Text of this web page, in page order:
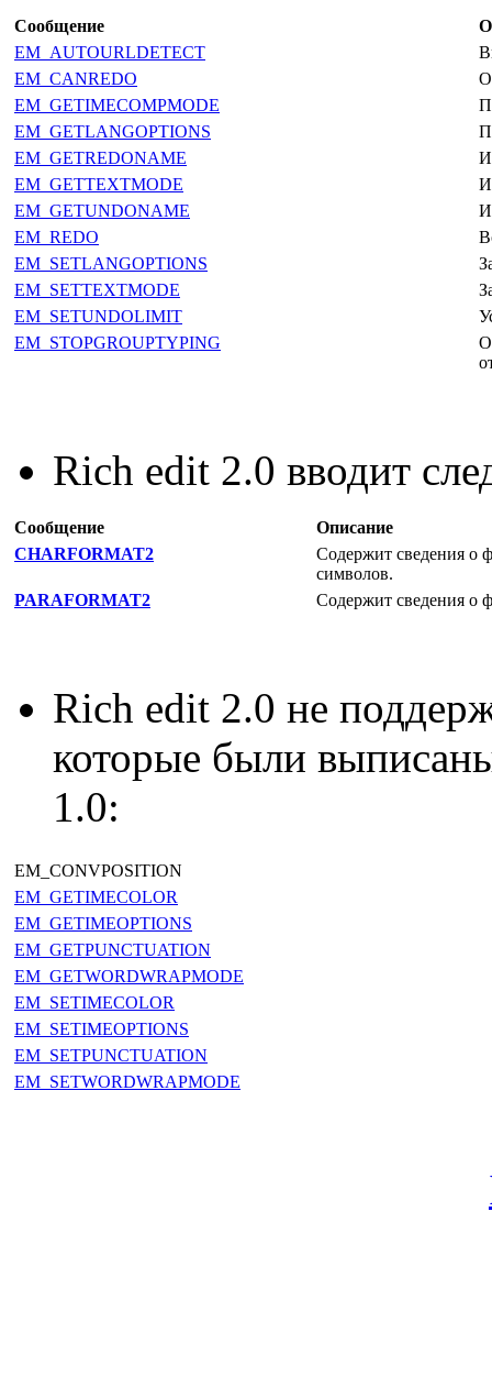
Сообщение
EM_AUTOURLDETECT
EM_CANREDO
EM_GETIMECOMPMODE
EM_GETLANGOPTIONS
EM_GETREDONAME
EM_GETTEXTMODE
EM_GETUNDONAME
EM_REDO
EM_SETLANGOPTIONS
EM_SETTEXTMODE
EM_SETUNDOLIMIT
EM_STOPGROUPTYPING
Rich edit 2.0 вводит
Сообщение
Описание
CHARFORMAT2
Содержит сведения о
символов.
PARAFORMAT2
Содержит сведения о
Rich edit 2.0 не
которые были
1.0:
EM_CONVPOSITION
EM_GETIMECOLOR
EM_GETIMEOPTIONS
EM_GETPUNCTUATION
EM_GETWORDWRAPMODE
EM_SETIMECOLOR
EM_SETIMEOPTIONS
EM_SETPUNCTUATION
EM_SETWORDWRAPMODE